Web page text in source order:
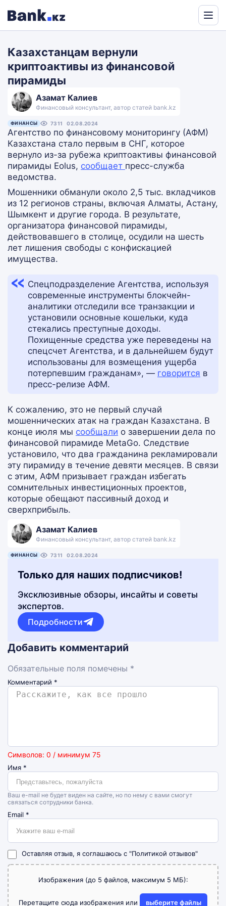
Казахстанцам вернули
криптоактивы из финансовой
пирамиды
Азамат Калиев
Финансовый консультант, автор статей bank.kz
ФИНАНСЫ 7311 02.08.2024
Агентство по финансовому мониторингу (АФМ)
Казахстана стало первым в СНГ, которое
вернуло из-за рубежа криптоактивы финансовой
пирамиды Eolus, сообщает пресс-служба
ведомства.
Мошенники обманули около 2,5 тыс. вкладчиков
из 12 регионов страны, включая Алматы, Астану,
Шымкент и другие города. В результате,
организатора финансовой пирамиды,
действовавшего в столице, осудили на шесть
лет лишения свободы с конфискацией
имущества.
Спецподразделение Агентства, используя
современные инструменты блокчейн-
аналитики отследили все транзакции и
установили основные кошельки, куда
стекались преступные доходы.
Похищенные средства уже переведены на
спецсчет Агентства, и в дальнейшем будут
использованы для возмещения ущерба
потерпевшим гражданам», — говорится в
пресс-релизе АФМ.
К сожалению, это не первый случай
мошеннических атак на граждан Казахстана. В
конце июля мы сообщали о завершении дела по
финансовой пирамиде MetaGo. Следствие
установило, что два гражданина рекламировали
эту пирамиду в течение девяти месяцев. В связи
с этим, АФМ призывает граждан избегать
сомнительных инвестиционных проектов,
которые обещают пассивный доход и
сверхприбыль.
Азамат Калиев
Финансовый консультант, автор статей bank.kz
ФИНАНСЫ 7311 02.08.2024
Только для наших подписчиков!
Эксклюзивные обзоры, инсайты и советы
экспертов.
Подробности
Добавить комментарий
Обязательные поля помечены *
Комментарий *
Символов: 0 / минимум 75
Имя *
Ваш e-mail не будет виден на сайте, но по нему с вами смогут
связаться сотрудники банка.
Email *
Оставляя отзыв, я соглашаюсь с "Политикой отзывов"
Изображения (до 5 файлов, максимум 5 МБ):
Перетащите сюда изображения или выберите файлы